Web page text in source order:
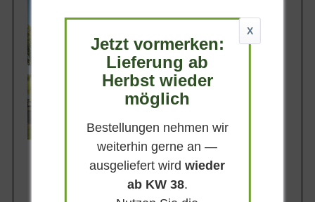
Hellgrün (glänzend)
Standort
Sonnig
Lieferbar
X
Jetzt vormerken:
Lieferung ab
Herbst wieder
möglich
Bestellungen nehmen wir
weiterhin gerne an —
ausgeliefert wirdwieder
ab KW 38.